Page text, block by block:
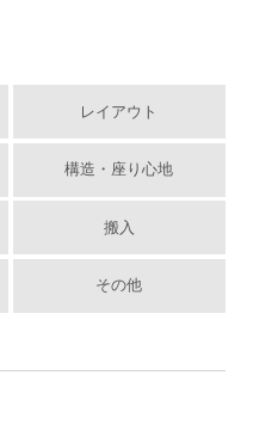
レイアウト
構造・座り心地
搬入
その他